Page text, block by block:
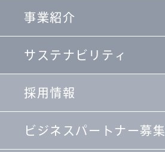
事業紹介
サステナビリティ
採用情報
ビジネスパートナー募集